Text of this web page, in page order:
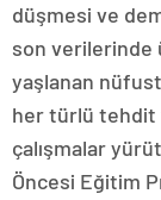
düşmesi ve
son verilerinde
yaşlanan
her türlü tehdit
çalışmalar
Öncesi Eğitim